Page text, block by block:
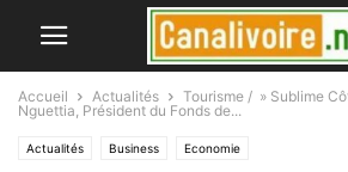
Accueil Actualités
Tourisme / » Sublime
Nguettia, Président du Fonds de...
Actualités Business Economie